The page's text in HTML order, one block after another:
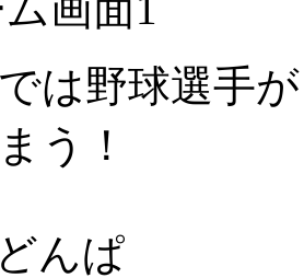
は野球選手
う！
んぱ